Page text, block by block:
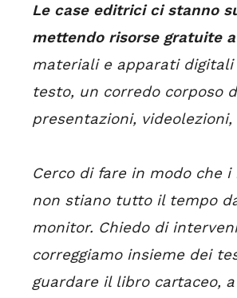
Le case editrici ci stanno
mettendo risorse gratuite
materiali e apparati
testo, un corredo corposo
presentazioni, videolezioni,
Cerco di fare in modo che
non stiano tutto il tempo
monitor. Chiedo di
correggiamo insieme dei
guardare il libro cartaceo,